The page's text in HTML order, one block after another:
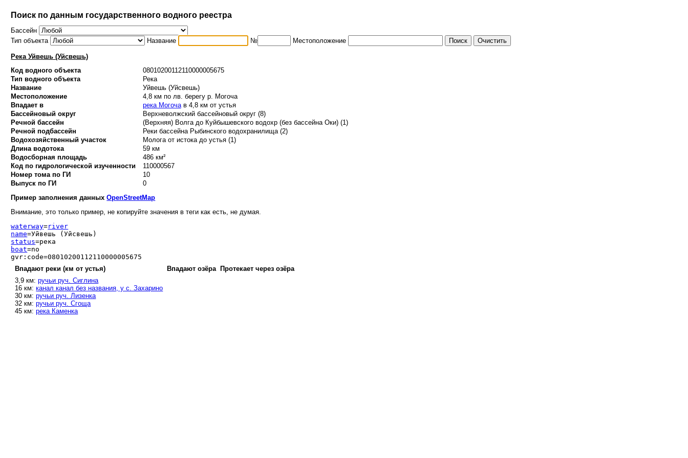
Поиск по данным государственного водного реестра
Бассейн
Тип объекта
Название № Местоположение
Река Уйвешь (Уйсвешь)
Код водного объекта
08010200112110000005675
Тип водного объекта
Река
Название
Уйвешь (Уйсвешь)
Местоположение
4,8 км по лв. берегу р. Могоча
Впадает в
река Могочав 4,8 км от устья
Бассейновый округ
Верхневолжский бассейновый округ (8)
Речной бассейн
(Верхняя) Волга до Куйбышевского водохр (без бассейна Оки) (1)
Речной подбассейн
Реки бассейна Рыбинского водохранилища (2)
Водохозяйственный участок
Молога от истока до устья (1)
Длина водотока
59 км
Водосборная площадь
486 км²
Код по гидрологической изученности
110000567
Номер тома по ГИ
10
Выпуск по ГИ
0
Пример заполнения данныхOpenStreetMap
Внимание, это только пример, не копируйте значения в теги как есть, не думая.
waterway=river
name=Уйвешь (Уйсвешь)
status=река
boat=no
gvr:code=08010200112110000005675
Впадают реки (км от устья)
Впадают озёра
Протекает через озёра
3,9 км:ручьи руч. Сиглина
16 км:канал канал без названия, у с. Захарино
30 км:ручьи руч. Лизенка
32 км:ручьи руч. Сгоща
45 км:река Каменка